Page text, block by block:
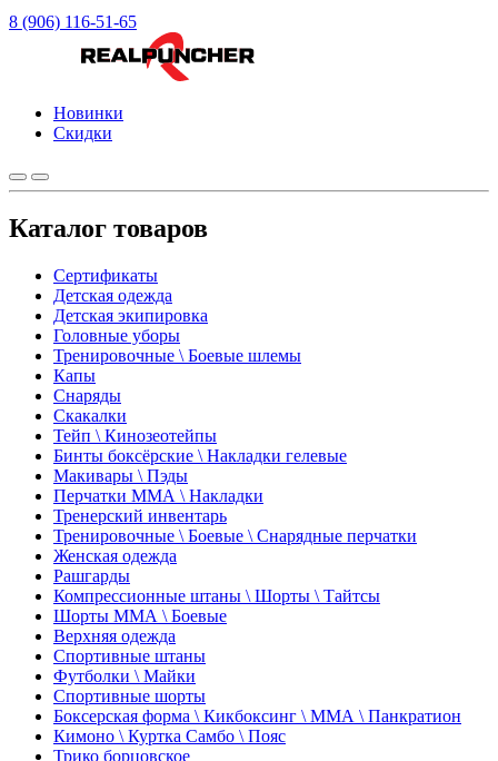
8 (906) 116-51-65
Новинки
Скидки
Каталог товаров
Сертификаты
Детская одежда
Детская экипировка
Головные уборы
Тренировочные \ Боевые шлемы
Капы
Снаряды
Скакалки
Тейп \ Кинозеотейпы
Бинты боксёрские \ Накладки гелевые
Макивары \ Пэды
Перчатки ММА \ Накладки
Тренерский инвентарь
Тренировочные \ Боевые \ Снарядные перчатки
Женская одежда
Рашгарды
Компрессионные штаны \ Шорты \ Тайтсы
Шорты ММА \ Боевые
Верхняя одежда
Спортивные штаны
Футболки \ Майки
Спортивные шорты
Боксерская форма \ Кикбоксинг \ ММА \ Панкратион
Кимоно \ Куртка Самбо \ Пояс
Трико борцовское